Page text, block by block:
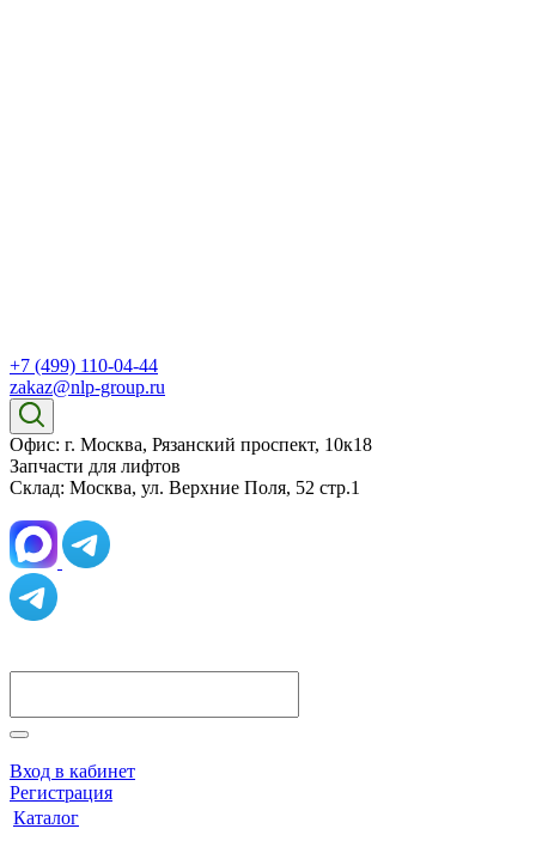
+7 (499) 110-04-44
zakaz@nlp-group.ru
Офис: г. Москва, Рязанский проспект, 10к18
Запчасти для лифтов
Склад: Москва, ул. Верхние Поля, 52 стр.1
Вход в кабинет
Регистрация
Каталог